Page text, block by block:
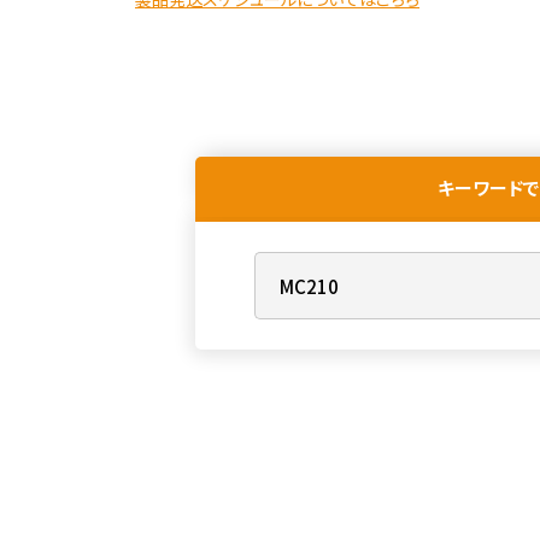
キーワード